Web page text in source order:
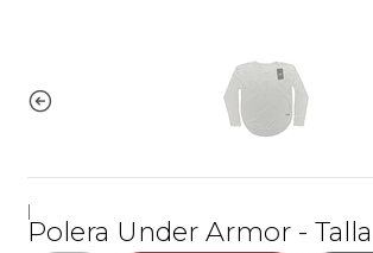
Polera Under Armor - Talla